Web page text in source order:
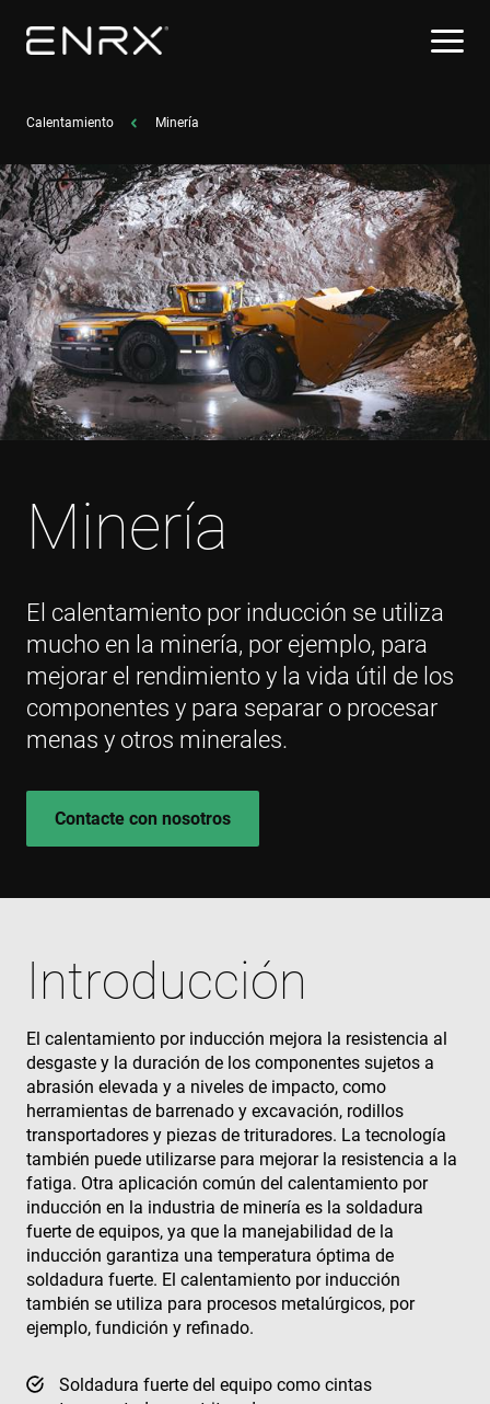
Calentamiento Minería
Minería
El calentamiento por inducción se utiliza
mucho en la minería, por ejemplo, para
mejorar el rendimiento y la vida útil de los
componentes y para separar o procesar
menas y otros minerales.
Contacte con nosotros
Introducción
El calentamiento por inducción mejora la resistencia al
desgaste y la duración de los componentes sujetos a
abrasión elevada y a niveles de impacto, como
herramientas de barrenado y excavación, rodillos
transportadores y piezas de trituradores. La tecnología
también puede utilizarse para mejorar la resistencia a la
fatiga. Otra aplicación común del calentamiento por
inducción en la industria de minería es la soldadura
fuerte de equipos, ya que la manejabilidad de la
inducción garantiza una temperatura óptima de
soldadura fuerte. El calentamiento por inducción
también se utiliza para procesos metalúrgicos, por
ejemplo, fundición y refinado.
Soldadura fuerte del equipo como cintas